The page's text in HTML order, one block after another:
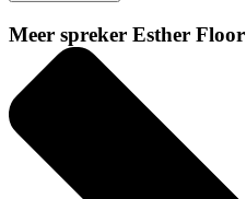
Meer spreker Esther Floor